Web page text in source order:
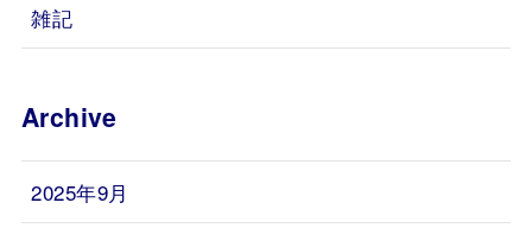
雑記
Archive
2025年9月